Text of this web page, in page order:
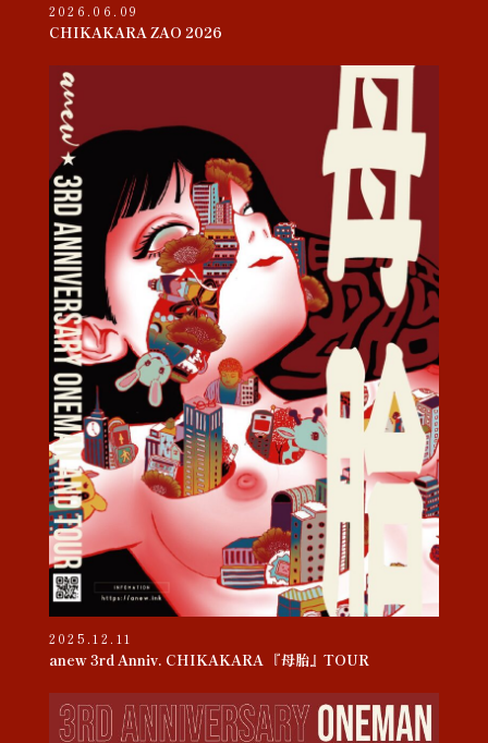
2026.06.09
CHIKAKARA ZAO 2026
2025.12.11
anew 3rd Anniv. CHIKAKARA 『母胎』TOUR